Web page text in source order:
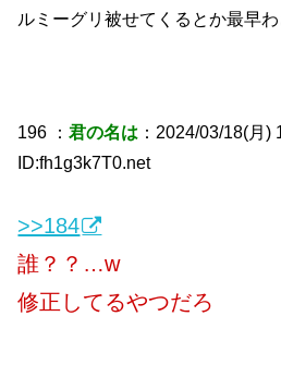
ルミーグリ被せてくるとか最早
196 ：君の名は ：2024/03/18(月)
ID:fh1g3k7T0.net
>>184
誰？？…w
修正してるやつだろ